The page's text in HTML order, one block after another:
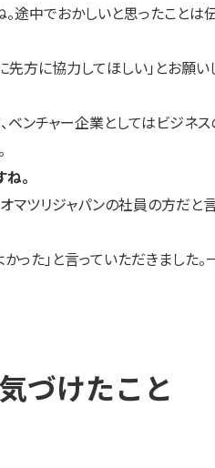
途中でおかしいと思ったこと
方に協力してほしい」とお願
ンチャー企業としてはビジ
。
マツリジャパンの社員の方だ
た」と言っていただきました
づけたこと